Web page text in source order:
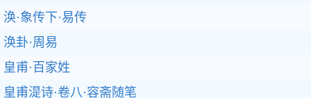
涣·象传下·易传
涣卦·周易
皇甫·百家姓
皇甫湜诗·卷八·容斋随笔